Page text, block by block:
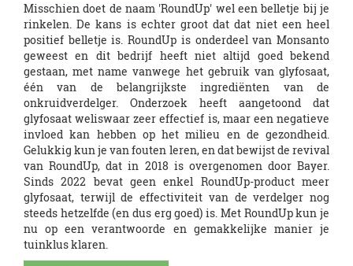
Misschien doet de naam 'RoundUp' wel een belletje bij je
rinkelen. De kans is echter groot dat dat niet een heel
positief belletje is. RoundUp is onderdeel van Monsanto
geweest en dit bedrijf heeft niet altijd goed bekend
gestaan, met name vanwege het gebruik van glyfosaat,
één van de belangrijkste ingrediënten van de
onkruidverdelger. Onderzoek heeft aangetoond dat
glyfosaat weliswaar zeer effectief is, maar een negatieve
invloed kan hebben op het milieu en de gezondheid.
Gelukkig kun je van fouten leren, en dat bewijst de revival
van RoundUp, dat in 2018 is overgenomen door Bayer.
Sinds 2022 bevat geen enkel RoundUp-product meer
glyfosaat, terwijl de effectiviteit van de verdelger nog
steeds hetzelfde (en dus erg goed) is. Met RoundUp kun je
nu op een verantwoorde en gemakkelijke manier je
tuinklus klaren.